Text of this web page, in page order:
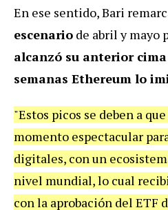
En ese sentido, Bari
escenario de abril y mayo
alcanzó su anterior cima
semanas Ethereum lo
"Estos picos se deben a
momento espectacular
digitales, con un
nivel mundial, lo cual
con la aprobación del ETF